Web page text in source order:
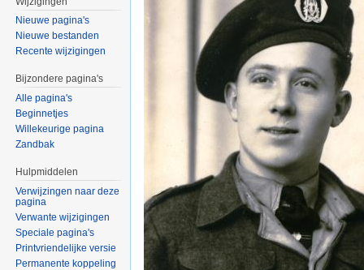
Nieuwe pagina's
Nieuwe bestanden
Recente wijzigingen
Bijzondere pagina's
Alle pagina's
Beginnetjes
Willekeurige pagina
Zandbak
Hulpmiddelen
Verwijzingen naar deze
pagina
Verwante wijzigingen
Speciale pagina's
Printvriendelijke versie
Permanente koppeling